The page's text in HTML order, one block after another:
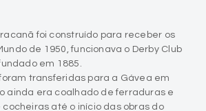
de 1950, funcionava o Derby Club
transferidas para a Gávea em
ainda era coalhado de ferraduras e
até o início das obras do
atuaram na construção. Os